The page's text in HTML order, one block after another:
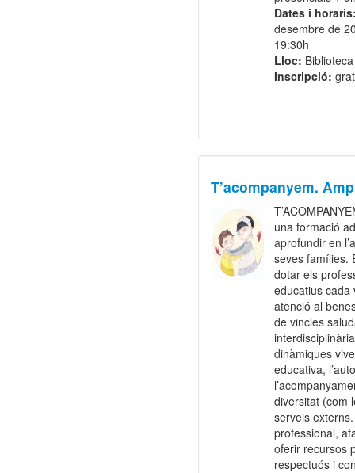
Dates i
desembre de
19:30h
Lloc:
Inscripció:
T’acompanyem.
una formació
aprofundir en
seves famílies.
dotar els
educatius cada
atenció al
de vincles
dinàmiques
educativa,
diversitat (com
serveis
professional,
oferir recursos
respectuós i